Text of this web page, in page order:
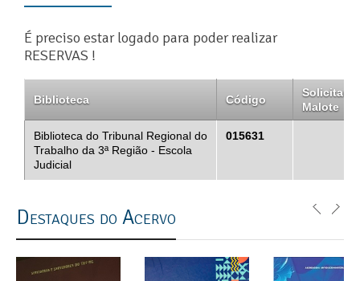
É preciso estar logado para poder realizar
RESERVAS !
Biblioteca Código
Solicitar
Malote
Biblioteca do Tribunal Regional do
Trabalho da 3ª Região - Escola
Judicial
015631
Destaques do Acervo